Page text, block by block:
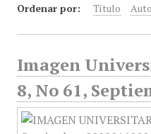
Ordenar por: Título
Imagen
8, No 61,